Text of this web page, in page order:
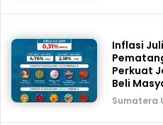
Inflasi
Perkuat
Beli
Sumatera